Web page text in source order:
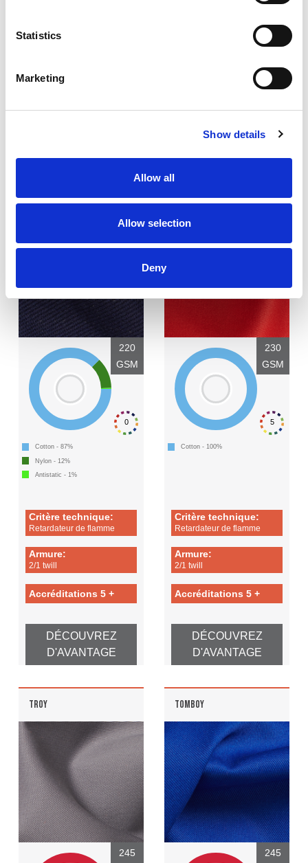
Statistics
Marketing
Show details
Allow all
Allow selection
Deny
Critère technique:
Armure:
Critère technique:
DÉCOUVREZ
FLAMETUFF 220AS
0
220
GSM
Cotton - 87%
Nylon - 12%
Antistatic - 1%
Critère technique:
Retardateur de flamme
Armure:
2/1 twill
Accréditations 5 +
DÉCOUVREZ
D'AVANTAGE
FLAMESHIELD 230
5
230
GSM
Cotton - 100%
Critère technique:
Retardateur de flamme
Armure:
2/1 twill
Accréditations 5 +
DÉCOUVREZ
D'AVANTAGE
TROY
245
TOMBOY
245